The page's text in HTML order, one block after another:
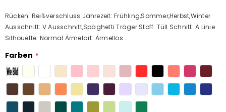
Rücken: Reißverschluss Jahrezeit: Frühling,Sommer,Herbst,Winter
Ausschnitt: V Ausschnitt,Späghetti Träger Stoff: Tüll Schnitt: A Linie
Silhouette: Normal Ärmelart: Ärmellos...
Farben